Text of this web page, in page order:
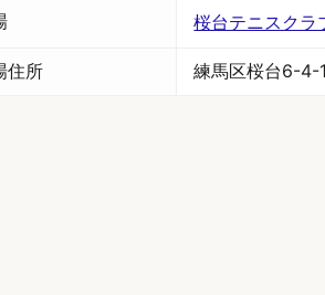
桜台テニスクラ
住所 練馬区桜台6-4-